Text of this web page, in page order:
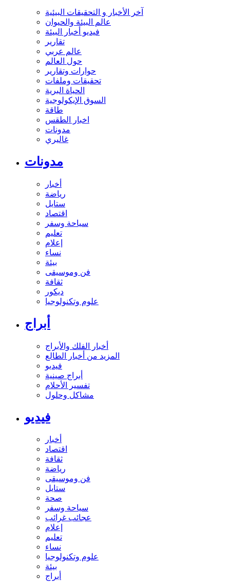
آخر الأخبار و التحقيقات البيئية
عالم البيئة والحيوان
فيديو أخبار البيئة
تقارير
عالم عربي
حول العالم
حوارات وتقارير
تحقيقات وملفات
الحياة البرية
السوق الإيكولوجية
طاقة
اخبار الطقس
مدونات
غاليري
مدونات
أخبار
رياضة
ستايل
اقتصاد
سياحة وسفر
تعليم
إعلام
نساء
بيئة
فن وموسيقى
ثقافة
ديكور
علوم وتكنولوجيا
أبراج
أخبار الفلك والأبراج
المزيد من أخبار الطالع
فيديو
أبراج صينية
تفسير الأحلام
مشاكل وحلول
فيديو
أخبار
اقتصاد
ثقافة
رياضة
فن وموسيقى
ستايل
صحة
سياحة وسفر
عجائب غرائب
إعلام
تعليم
نساء
علوم وتكنولوجيا
بيئة
أبراج